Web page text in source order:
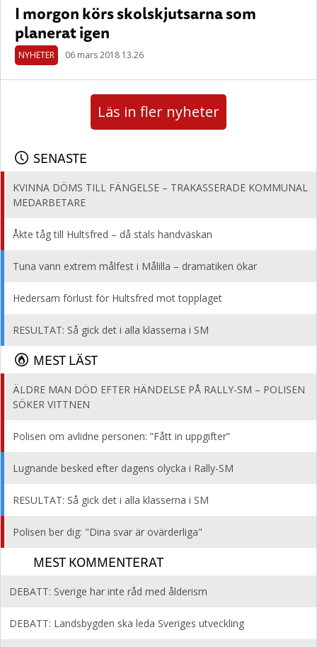
I morgon körs skolskjutsarna som
planerat igen
NYHETER 06 mars 2018 13.26
Läs in fler nyheter
SENASTE
KVINNA DÖMS TILL FÄNGELSE – TRAKASSERADE KOMMUNAL
MEDARBETARE
Åkte tåg till Hultsfred – då stals handväskan
Tuna vann extrem målfest i Målilla – dramatiken ökar
Hedersam förlust för Hultsfred mot topplaget
RESULTAT: Så gick det i alla klasserna i SM
MEST LÄST
ÄLDRE MAN DÖD EFTER HÄNDELSE PÅ RALLY-SM – POLISEN
SÖKER VITTNEN
Polisen om avlidne personen: ”Fått in uppgifter”
Lugnande besked efter dagens olycka i Rally-SM
RESULTAT: Så gick det i alla klasserna i SM
Polisen ber dig: "Dina svar är ovärderliga"
MEST KOMMENTERAT
DEBATT: Sverige har inte råd med ålderism
DEBATT: Landsbygden ska leda Sveriges utveckling